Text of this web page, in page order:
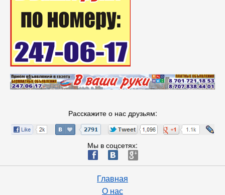
Расскажите о нас друзьям:
Мы в соцсетях:
ä æ è
Главная
О нас